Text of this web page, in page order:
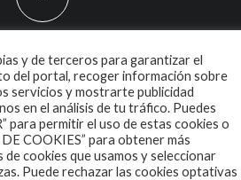
-CODETIPITHEME
y de terceros para garantizar el
del portal, recoger información sobre
servicios y mostrarte publicidad
en el análisis de tu tráfico. Puedes
para permitir el uso de estas cookies o
COOKIES” para obtener más
cookies que usamos y seleccionar
Puede rechazar las cookies optativas